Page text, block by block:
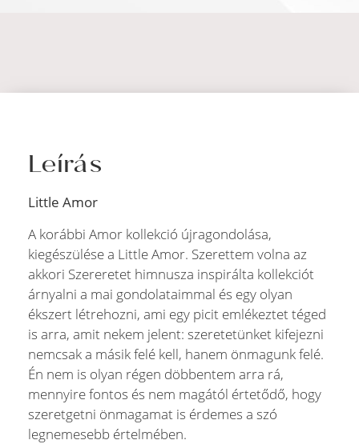
Leírás
Little Amor
A korábbi Amor kollekció újragondolása,
kiegészülése a Little Amor. Szerettem volna az
akkori Szereretet himnusza inspirálta kollekciót
árnyalni a mai gondolataimmal és egy olyan
ékszert létrehozni, ami egy picit emlékeztet téged
is arra, amit nekem jelent: szeretetünket kifejezni
nemcsak a másik felé kell, hanem önmagunk felé.
Én nem is olyan régen döbbentem arra rá,
mennyire fontos és nem magától értetődő, hogy
szeretgetni önmagamat is érdemes a szó
legnemesebb értelmében.